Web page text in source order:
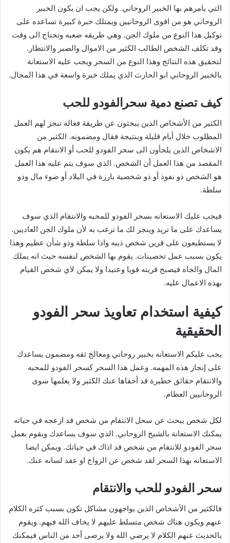
التي يامرهم بها الخبير الروحاني. ولكن يجب ان يكون الخبير
الروحاني هو من اقوى الروحانيين ويمتلك خبرة كبيرة تساعده على
توكيل هذا النوع من ملوك الجن. وهي طريقه صعبه وتحتاج الى وقت
وقد تكلف الشخص الطالب الكثير من الاموال والصبر والانتظار.
لتحقيق هذه النتائج وهذا النوع من السحر ويجب عليه الاستعانة
بالخبير الروحاني ابو الحارث الذي يملك خبرة واسعة في هذا المجال.
كيف تصنع دمية سحرالفودو للحب
الكثير من الأشخاص الذين يبحثون عن طريقة فعالة تنجز لهم العمل
المطلوب خلال أيام قليلة وبنتيجة فقال ومضمونه. الكثير من
الاشخاص الذين يلجأون الى سحر الفودو للحب أو الانتقام هم يكون
المقصد من هذا العمل أن الشخص. الذي سوف يتم عليه هذا العمل
هو الشخص ذو نفوذ أو ذو شخصية بارزة في البلاد أو ضوء مال وذو
سلطة.
فيجب عليك الاستعانه بسحر الفودو للمحبه والانتقام الذي سوف
يساعدك على ما تريد وينجز لك ما ترغب به لأن ملوك الجن العاديين.
لا يستطيعون على قرين شخص ذيبه واذا سلطة وذو شأن عظيم وهذا
يكون بسبب عمل تحصينات. يقوم بها الشخص لنفسه حيث انه يملك
المال والجاه فيصبح قرينه قويا وعنيدا ولا يمكن لاي شخص القيام
بهذه الاعمال عليه.
كيفية استخدام تعاويذ سحر الفودو
الحقيقية
يجب عليكم الاستعانه بخبير روحاني ومعالج ثقه ومضمون يساعدك
على إنجاز هذه المهمه. وعمل هذا السحر كسحر الفودو للمحبه
والانتقام حقائق خطيرة قد أخفاها عنك الكثير ولا يعلمها سوى
الروحانيين العظام.
لكل شخص يبحث عن سحل الانتقام من شخص قد ازعجه في حياته
يمكنك الاستعانة بالشيخ الروحاني. الذي سوف يساعدك ويقوم بعمل
سحر الفودو للانتقام من شخص قد اذاك في حياتك. ويمكن ايضا
الاستعانه بهذا السحر لقد شخص عن الزواج او عقد لسانه عنك.
سحر الفودو للحب والانتقام
فالكثير من الأشخاص الذين يواجهون مشاكل تكون بسبب كثره الكلام
عنهم ويكون هناك شخص متسلط عليهم لا يخاف الله فيهم. ويقوم
بالحديث عنهم الكلام لا يرضي الله ولا يرضى أحد من الناس فيمكنك